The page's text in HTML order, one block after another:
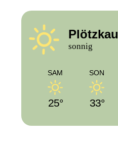
Plötzkau
sonnig
SAM
25°
SON
33°